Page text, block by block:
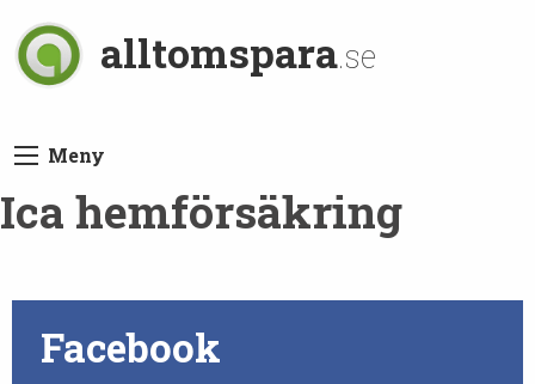
alltomspara.se
Meny
Ica hemförsäkring
Facebook